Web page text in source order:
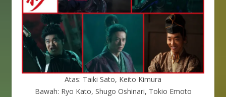
Atas: Taiki Sato, Keito Kimura
Bawah: Ryo Kato, Shugo Oshinari, Tokio Emoto